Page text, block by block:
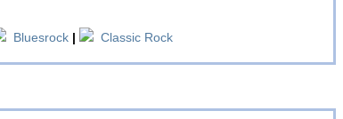
Bluesrock | Classic Rock